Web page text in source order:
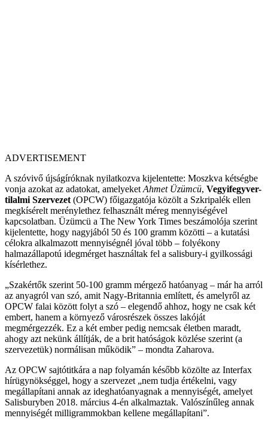
ADVERTISEMENT
A szóvivő újságíróknak nyilatkozva kijelentette: Moszkva kétségbe
vonja azokat az adatokat, amelyeket Ahmet Üzümcü, Vegyifegyver-
tilalmi Szervezet (OPCW) főigazgatója közölt a Szkripalék ellen
megkísérelt merénylethez felhasznált méreg mennyiségével
kapcsolatban. Üzümcü a The New York Times beszámolója szerint
kijelentette, hogy nagyjából 50 és 100 gramm közötti – a kutatási
célokra alkalmazott mennyiségnél jóval több – folyékony
halmazállapotú idegmérget használtak fel a salisbury-i gyilkossági
kísérlethez.
„Szakértők szerint 50-100 gramm mérgező hatóanyag – már ha arról
az anyagról van szó, amit Nagy-Britannia említett, és amelyről az
OPCW falai között folyt a szó – elegendő ahhoz, hogy ne csak két
embert, hanem a környező városrészek összes lakóját
megmérgezzék. Ez a két ember pedig nemcsak életben maradt,
ahogy azt nekünk állítják, de a brit hatóságok közlése szerint (a
szervezetük) normálisan működik” – mondta Zaharova.
Az OPCW sajtótitkára a nap folyamán később közölte az Interfax
hírügynökséggel, hogy a szervezet „nem tudja értékelni, vagy
megállapítani annak az ideghatóanyagnak a mennyiségét, amelyet
Salisburyben 2018. március 4-én alkalmaztak. Valószínűleg annak
mennyiségét milligrammokban kellene megállapítani”.